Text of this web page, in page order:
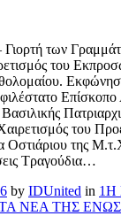
– Γιορτή των
του
του
Οστιάριου της
Τραγούδια…
by IDUnited in 1Η
ΝΕΑ ΤΗΣ